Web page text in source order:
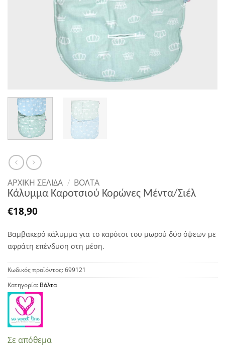
ΑΡΧΙΚΉ ΣΕΛΊΔΑ / ΒΌΛΤΑ
Κάλυμμα Καροτσιού Κορώνες Μέντα/Σιέλ
€18,90
Βαμβακερό κάλυμμα για το καρότσι του μωρού δύο όψεων με
αφράτη επένδυση στη μέση.
Κωδικός προϊόντος:699121
Κατηγορία: Βόλτα
Σε απόθεμα